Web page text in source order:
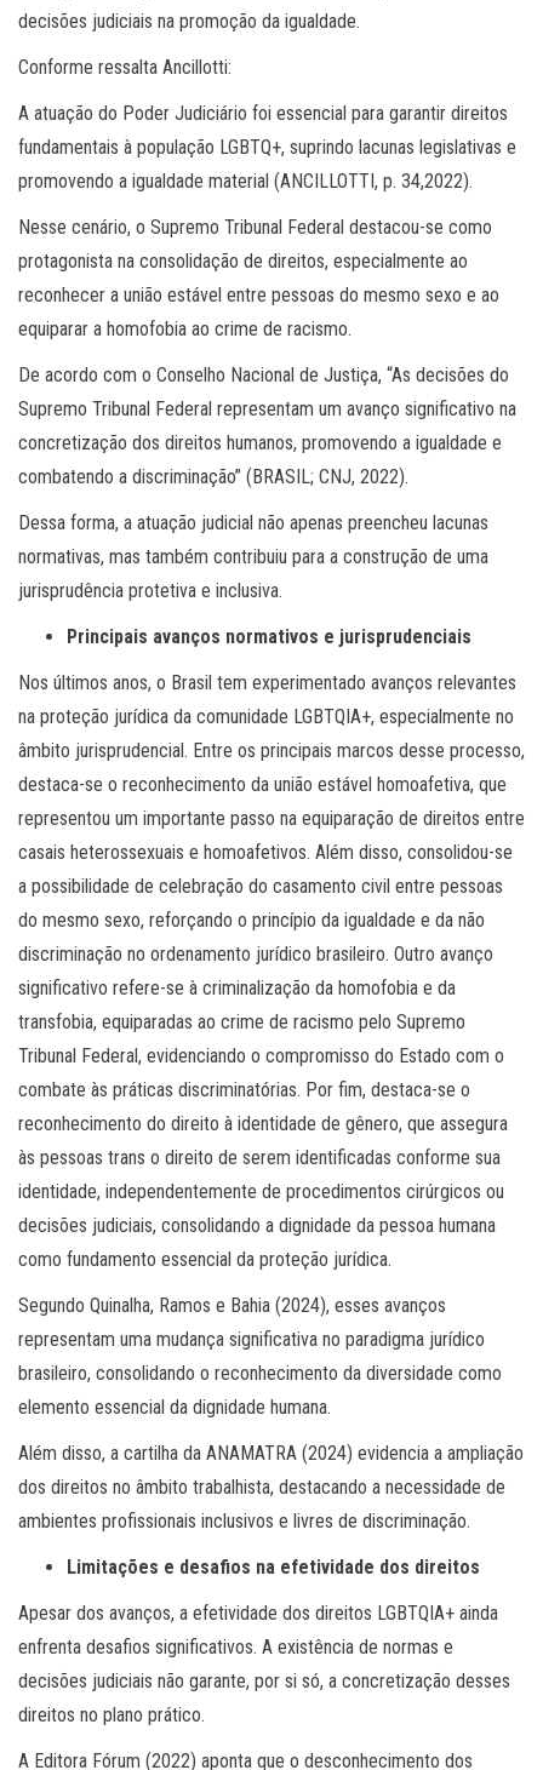
decisões judiciais na promoção da igualdade.
Conforme ressalta Ancillotti:
A atuação do Poder Judiciário foi essencial para garantir direitos
fundamentais à população LGBTQ+, suprindo lacunas legislativas e
promovendo a igualdade material (ANCILLOTTI, p. 34,2022).
Nesse cenário, o Supremo Tribunal Federal destacou-se como
protagonista na consolidação de direitos, especialmente ao
reconhecer a união estável entre pessoas do mesmo sexo e ao
equiparar a homofobia ao crime de racismo.
De acordo com o Conselho Nacional de Justiça, “As decisões do
Supremo Tribunal Federal representam um avanço significativo na
concretização dos direitos humanos, promovendo a igualdade e
combatendo a discriminação” (BRASIL; CNJ, 2022).
Dessa forma, a atuação judicial não apenas preencheu lacunas
normativas, mas também contribuiu para a construção de uma
jurisprudência protetiva e inclusiva.
Principais avanços normativos e jurisprudenciais
Nos últimos anos, o Brasil tem experimentado avanços relevantes
na proteção jurídica da comunidade LGBTQIA+, especialmente no
âmbito jurisprudencial. Entre os principais marcos desse processo,
destaca-se o reconhecimento da união estável homoafetiva, que
representou um importante passo na equiparação de direitos entre
casais heterossexuais e homoafetivos. Além disso, consolidou-se
a possibilidade de celebração do casamento civil entre pessoas
do mesmo sexo, reforçando o princípio da igualdade e da não
discriminação no ordenamento jurídico brasileiro. Outro avanço
significativo refere-se à criminalização da homofobia e da
transfobia, equiparadas ao crime de racismo pelo Supremo
Tribunal Federal, evidenciando o compromisso do Estado com o
combate às práticas discriminatórias. Por fim, destaca-se o
reconhecimento do direito à identidade de gênero, que assegura
às pessoas trans o direito de serem identificadas conforme sua
identidade, independentemente de procedimentos cirúrgicos ou
decisões judiciais, consolidando a dignidade da pessoa humana
como fundamento essencial da proteção jurídica.
Segundo Quinalha, Ramos e Bahia (2024), esses avanços
representam uma mudança significativa no paradigma jurídico
brasileiro, consolidando o reconhecimento da diversidade como
elemento essencial da dignidade humana.
Além disso, a cartilha da ANAMATRA (2024) evidencia a ampliação
dos direitos no âmbito trabalhista, destacando a necessidade de
ambientes profissionais inclusivos e livres de discriminação.
Limitações e desafios na efetividade dos direitos
Apesar dos avanços, a efetividade dos direitos LGBTQIA+ ainda
enfrenta desafios significativos. A existência de normas e
decisões judiciais não garante, por si só, a concretização desses
direitos no plano prático.
A Editora Fórum (2022) aponta que o desconhecimento dos